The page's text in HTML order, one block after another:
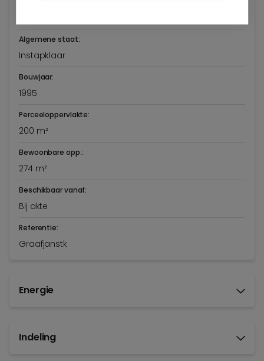
Algemene staat:
Instapklaar
Bouwjaar:
1995
Perceeloppervlakte:
200 m²
Bewoonbare opp.:
274 m²
Beschikbaar vanaf:
Bij akte
Referentie:
Graafjanstk
Energie
Indeling